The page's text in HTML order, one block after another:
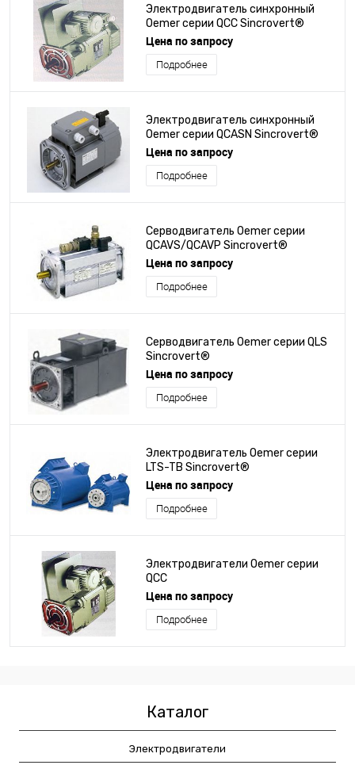
Электродвигатель синхронный
Oemer серии QCC Sincrovert®
Цена по запросу
Подробнее
Электродвигатель синхронный
Oemer серии QCASN Sincrovert®
Цена по запросу
Подробнее
Серводвигатель Oemer серии
QCAVS/QCAVP Sincrovert®
Цена по запросу
Подробнее
Серводвигатель Oemer серии QLS
Sincrovert®
Цена по запросу
Подробнее
Электродвигатель Oemer серии
LTS-TB Sincrovert®
Цена по запросу
Подробнее
Электродвигатели Oemer серии
QCC
Цена по запросу
Подробнее
Каталог
Электродвигатели